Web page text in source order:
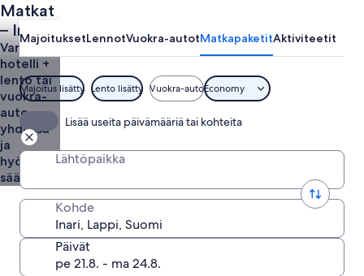
Matkat
– Inari
Varaa
hotelli +
lento tai
vuokra-
auto
yhdessä
ja
hyödynnä
säästöt
MajoituksetLennotVuokra-autotMatkapaketitAktiviteetit
Majoitus lisätty Lento lisätty Vuokra-autoEconomy
Lisää useita päivämääriä tai kohteita
Lähtöpaikka
Kohde
Päivät